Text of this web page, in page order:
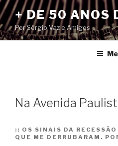
Pular
para
o
conteúdo
+ DE 50 ANOS
Por Sérgio Vaz e Amigos
Na Avenida
:: OS SINAIS DA
QUE ME DERRUBARAM.